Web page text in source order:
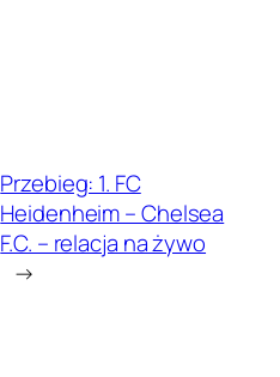
Przebieg: 1. FC
Heidenheim – Chelsea
F.C. – relacja na żywo
→